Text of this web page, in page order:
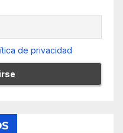
de privacidad